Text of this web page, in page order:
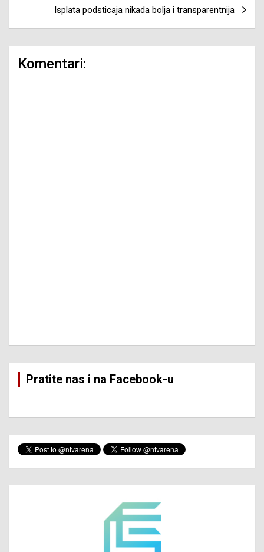
Isplata podsticaja nikada bolja i transparentnija
Komentari:
Pratite nas i na Facebook-u